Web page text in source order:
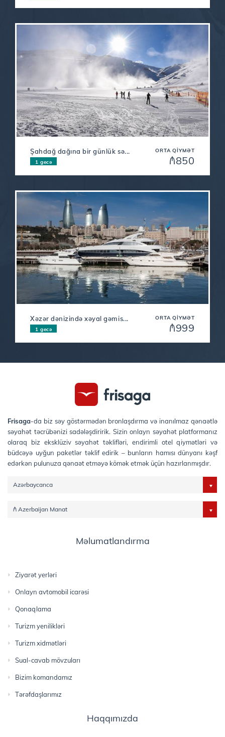
ORTA QIYMƏT
₼850
Şahdağ dağına bir günlük sə...
1 gecə
ORTA QIYMƏT
₼999
Xəzər dənizində xəyal gəmis...
1 gecə
Frisaga-da biz səy göstərmədən bronlaşdırma və inanılmaz qənaətlə
səyahət təcrübənizi sadələşdiririk. Sizin onlayn səyahət platformanız
olaraq biz eksklüziv səyahət təklifləri, endirimli otel qiymətləri və
büdcəyə uyğun paketlər təklif edirik – bunların hamısı dünyanı kəşf
edərkən pulunuza qənaət etməyə kömək etmək üçün hazırlanmışdır.
Azərbaycanca
₼ Azerbaijan Manat
Məlumatlandırma
Ziyarət yerləri
Onlayn avtomobil icarəsi
Qonaqlama
Turizm yenilikləri
Turizm xidmətləri
Sual-cavab mövzuları
Bizim komandamız
Tərəfdaşlarımız
Haqqımızda